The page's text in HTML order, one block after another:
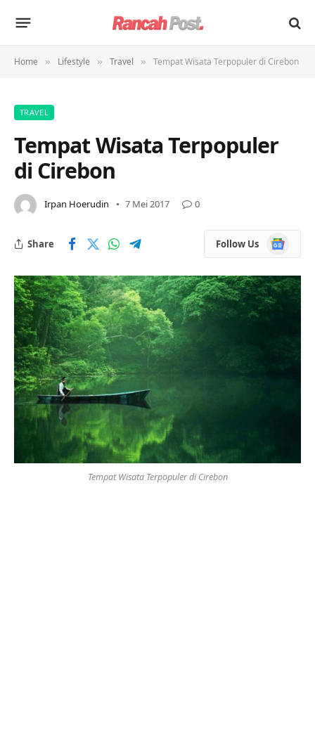
Home » Lifestyle » Travel » Tempat Wisata Terpopuler di Cirebon
TRAVEL
Tempat Wisata Terpopuler
di Cirebon
Irpan Hoerudin 7 Mei 2017 0
Share Follow Us
Google
News
Tempat Wisata Terpopuler di Cirebon